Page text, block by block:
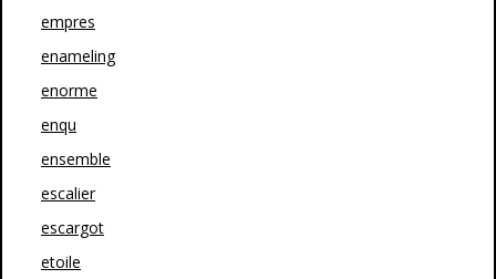
empres
enameling
enorme
enqu
ensemble
escalier
escargot
etoile